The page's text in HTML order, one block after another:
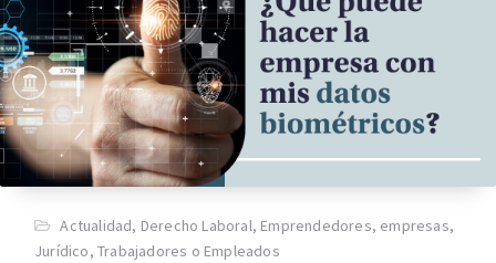
Actualidad, Derecho Laboral, Emprendedores, empresas,
Jurídico,Trabajadores o Empleados